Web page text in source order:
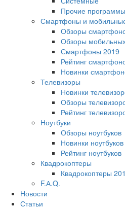
Прочие программы
Смартфоны и
Обзоры
Обзоры
Смартфоны 2019
Рейтинг
Новинки
Телевизоры
Новинки
Обзоры
Рейтинг
Ноутбуки
Обзоры ноутбуков
Новинки ноутбуков
Рейтинг ноутбуков
Квадрокоптеры
Квадрокоптеры
F.А.Q.
Новости
Статьи